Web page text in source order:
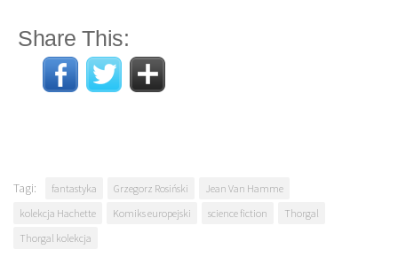
Share This:
Tagi: fantastyka Grzegorz Rosiński
Jean Van Hamme
kolekcja Hachette
Komiks europejski science fiction
Thorgal
Thorgal kolekcja